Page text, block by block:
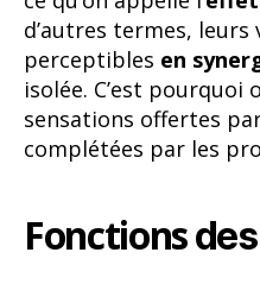
d’autres termes,
perceptibles en
isolée. C’est
sensations offertes
complétées par les
Fonctions